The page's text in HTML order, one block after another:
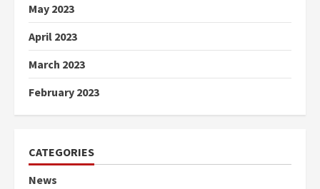
May 2023
April 2023
March 2023
February 2023
CATEGORIES
News